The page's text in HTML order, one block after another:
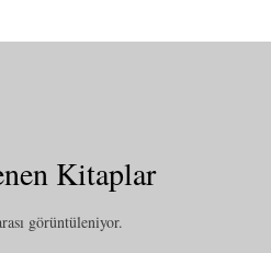
Kitaplar
görüntüleniyor.